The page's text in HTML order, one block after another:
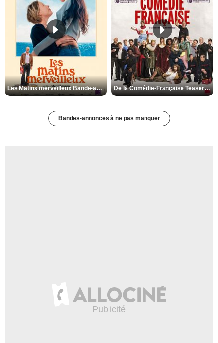
Les Matins merveilleux Bande-annonce VF De la Comédie-Française Teaser VF
Bandes-annonces à ne pas manquer